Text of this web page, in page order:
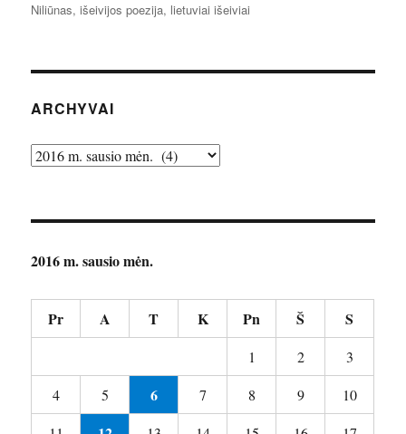
Niliūnas,išeivijos poezija, lietuviai išeiviai
ARCHYVAI
Archyvai
2016 m. sausio mėn.
Pr A T K Pn Š S
1 2
3
4
5 6 7 8 9
10